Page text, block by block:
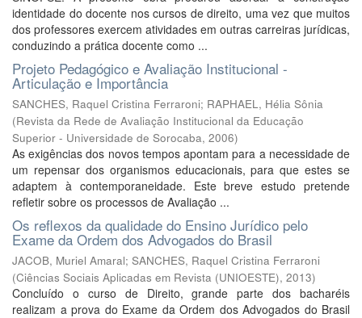
identidade do docente nos cursos de direito, uma vez que muitos
dos professores exercem atividades em outras carreiras jurídicas,
conduzindo a prática docente como ...
Projeto Pedagógico e Avaliação Institucional -
Articulação e Importância
SANCHES, Raquel Cristina Ferraroni; RAPHAEL, Hélia Sônia
(Revista da Rede de Avaliação Institucional da Educação
Superior - Universidade de Sorocaba, 2006)
As exigências dos novos tempos apontam para a necessidade de
um repensar dos organismos educacionais, para que estes se
adaptem à contemporaneidade. Este breve estudo pretende
refletir sobre os processos de Avaliação ...
Os reflexos da qualidade do Ensino Jurídico pelo
Exame da Ordem dos Advogados do Brasil
JACOB, Muriel Amaral; SANCHES, Raquel Cristina Ferraroni
(Ciências Sociais Aplicadas em Revista (UNIOESTE), 2013)
Concluído o curso de Direito, grande parte dos bacharéis
realizam a prova do Exame da Ordem dos Advogados do Brasil